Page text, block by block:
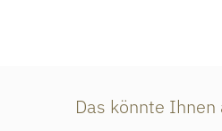
Das könnte